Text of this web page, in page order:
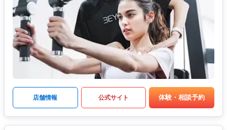
店舗情報 公式サイト 体験・相談予約